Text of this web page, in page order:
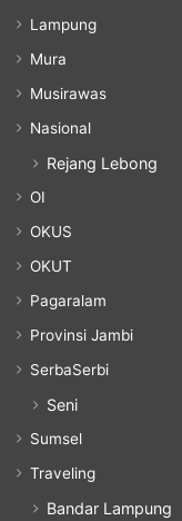
Lampung
Mura
Musirawas
Nasional
Rejang Lebong
OI
OKUS
OKUT
Pagaralam
Provinsi Jambi
SerbaSerbi
Seni
Sumsel
Traveling
Bandar Lampung